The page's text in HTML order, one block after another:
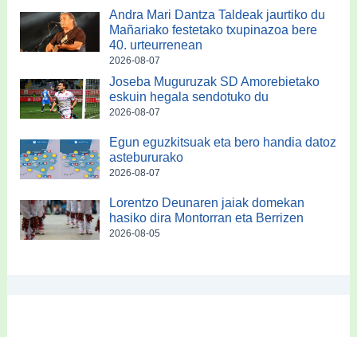
Andra Mari Dantza Taldeak jaurtiko du
Mañariako festetako txupinazoa bere
40. urteurrenean
2026-08-07
Joseba Muguruzak SD Amorebietako
eskuin hegala sendotuko du
2026-08-07
Egun eguzkitsuak eta bero handia datoz
astebururako
2026-08-07
Lorentzo Deunaren jaiak domekan
hasiko dira Montorran eta Berrizen
2026-08-05